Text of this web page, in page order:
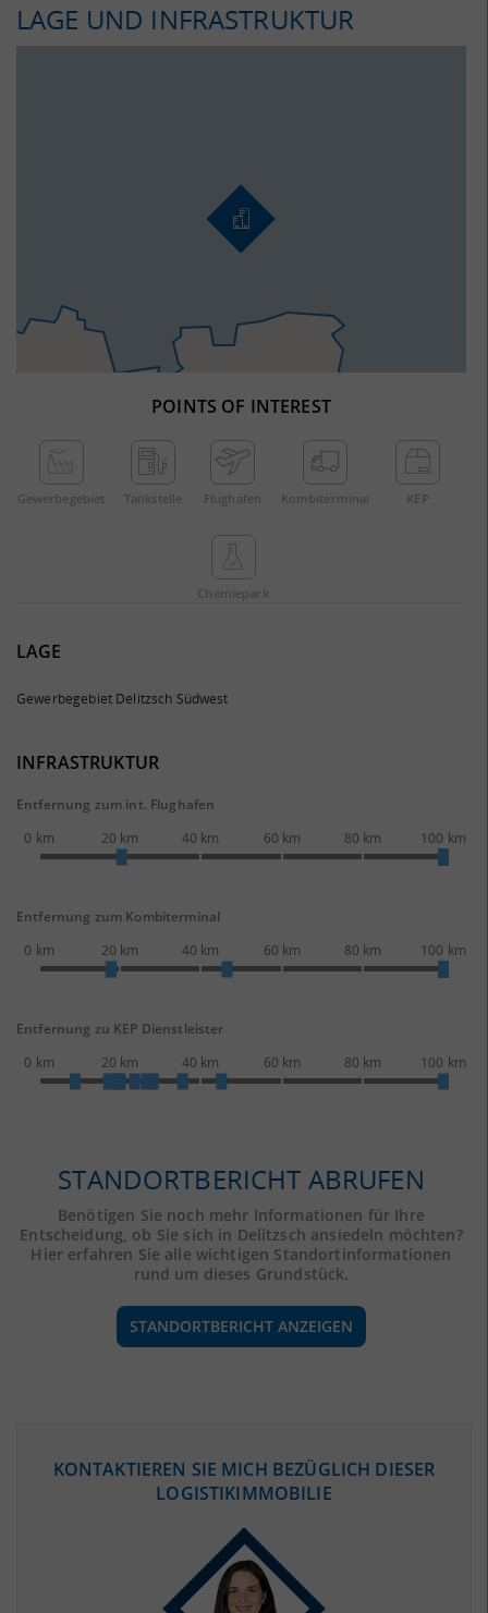
LAGE UND INFRASTRUKTUR
POINTS OF INTEREST
Gewerbe­gebiet Tankstelle Flughafen Kombi­terminal KEP
Chemie­park
LAGE
Gewerbegebiet Delitzsch Südwest
INFRASTRUKTUR
Entfernung zum int. Flughafen
0 km
20 km 40 km 60 km 80 km 100 km
Entfernung zum Kombiterminal
0 km
20 km 40 km 60 km 80 km 100 km
Entfernung zu KEP Dienstleister
0 km
20 km 40 km 60 km 80 km 100 km
STANDORTBERICHT ABRUFEN
Benötigen Sie noch mehr Informationen für Ihre
Entscheidung, ob Sie sich in Delitzsch ansiedeln möchten?
Hier erfahren Sie alle wichtigen Standortinformationen
rund um dieses Grundstück.
STANDORTBERICHT ANZEIGEN
(STAND: 12/2019)
KONTAKTIEREN SIE MICH BEZÜGLICH DIESER
LOGISTIKIMMOBILIE